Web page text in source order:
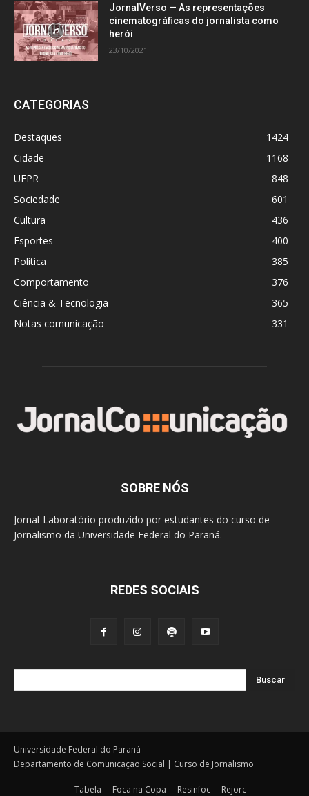
JornalVerso — As representações
cinematográficas do jornalista como
herói
23/10/2021
CATEGORIAS
Destaques
1424
Cidade
1168
UFPR
848
Sociedade
601
Cultura
436
Esportes
400
Política
385
Comportamento
376
Ciência & Tecnologia
365
Notas comunicação
331
SOBRE NÓS
Jornal-Laboratório produzido por estudantes do curso de
Jornalismo da Universidade Federal do Paraná.
REDES SOCIAIS
Buscar
Universidade Federal do Paraná
Departamento de Comunicação Social | Curso de Jornalismo
Tabela Foca na Copa Resinfoc Rejorc